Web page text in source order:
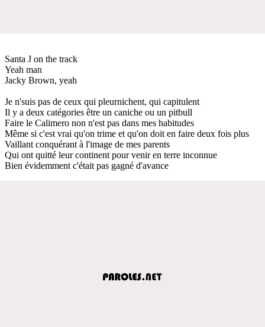
Santa J on the track
Yeah man
Jacky Brown, yeah
Je n'suis pas de ceux qui pleurnichent, qui capitulent
Il y a deux catégories être un caniche ou un pitbull
Faire le Calimero non n'est pas dans mes habitudes
Même si c'est vrai qu'on trime et qu'on doit en faire deux fois plus
Vaillant conquérant à l'image de mes parents
Qui ont quitté leur continent pour venir en terre inconnue
Bien évidemment c'était pas gagné d'avance